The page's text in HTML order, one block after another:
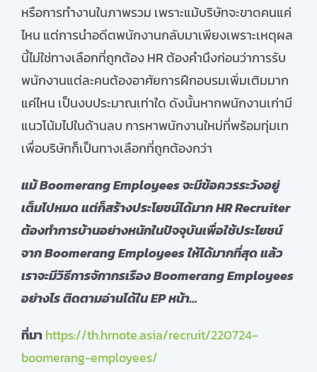
หรือการทำงานในภาพรวม เพราะแม้บริษัทจะขาดคนแค่
ไหน แต่การนำอดีตพนักงานกลับมาเพียงเพราะเหตุผล
นี้ไม่ใช่ทางเลือกที่ถูกต้อง HR ต้องคำนึงก่อนว่าการรับ
พนักงานแต่ละคนต้องอาศัยการฝึกอบรมเพิ่มเติมมาก
แค่ไหน เป็นงบประมาณเท่าใด ดังนั้นหากพนักงานเก่ามี
แนวโน้มไปในด้านลบ การหาพนักงานใหม่ที่พร้อมทุ่มเท
เพื่อบริษัทก็เป็นทางเลือกที่ถูกต้องกว่า
แม้Boomerang Employees จะมีข้อควรระวังอยู่
เต็มไปหมด แต่ก็สร้างประโยชน์ได้มาก HR Recruiter
ต้องทำการบ้านอย่างหนักในปัจจุบันเพื่อใช้ประโยชน์
จาก Boomerang Employees ให้ได้มากที่สุด แล้ว
เราจะมีวิธีการจักากรเรือง Boomerang Employees
อย่างไร ติดตามอ่านได้ใน EP หน้า…
ที่มาhttps://th.hrnote.asia/recruit/220724-
boomerang-employees/